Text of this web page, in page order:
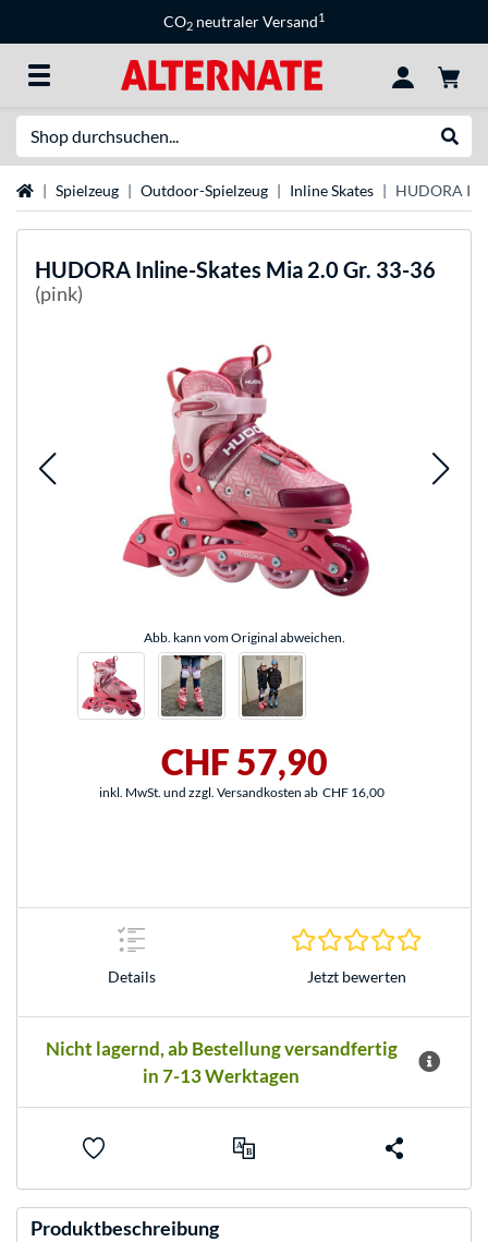
CO2 neutraler Versand1
StartseiteSpielzeug Outdoor-Spielzeug Inline Skates HUDORA
HUDORA Inline-Skates Mia 2.0 Gr. 33-36
(pink)
Abb. kann vom Original abweichen.
CHF 57,90
inkl. MwSt. und zzgl. Versandkosten ab CHF 16,00
Details Jetzt bewerten
Nicht lagernd, ab Bestellung versandfertig
in 7-13 Werktagen
Produktbeschreibung